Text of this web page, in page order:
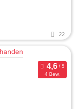
22
4 Bew.